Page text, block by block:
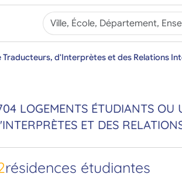
Traducteurs, d'Interprètes et des Relations
LOGEMENTS ÉTUDIANTS OU
ET DES
résidences étudiantes